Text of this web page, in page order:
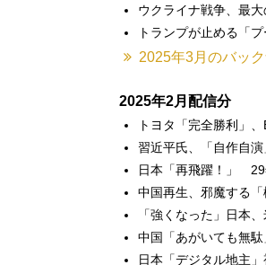
ウクライナ戦争、最
トランプが止める「
2025年3月のバッ
2025年2月配信分
トヨタ「完全勝利」
習近平氏、「自作自
日本「再飛躍！」 29
中国再生、邪魔する
「強くなった」日本
中国「あがいても無
日本「デジタル地主